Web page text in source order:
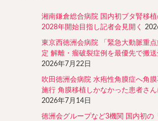
湘南鎌倉総合病院 国内初ブタ腎移
2028年開始目指し記者会見開く
東京西徳洲会病院 「緊急大動脈重
定 解離・瘤破裂症例を最優先で搬
2026年7月22日
吹田徳洲会病院 水疱性角膜症へ角
施行 角膜移植しかなかった患者さん
2026年7月14日
徳洲会グループなど3機関 国内初の